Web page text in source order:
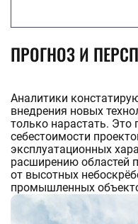
ПРОГНОЗ И
Аналитики
внедрения новых
только нарастать.
себестоимости
эксплуатационных
расширению областей
от высотных
промышленных